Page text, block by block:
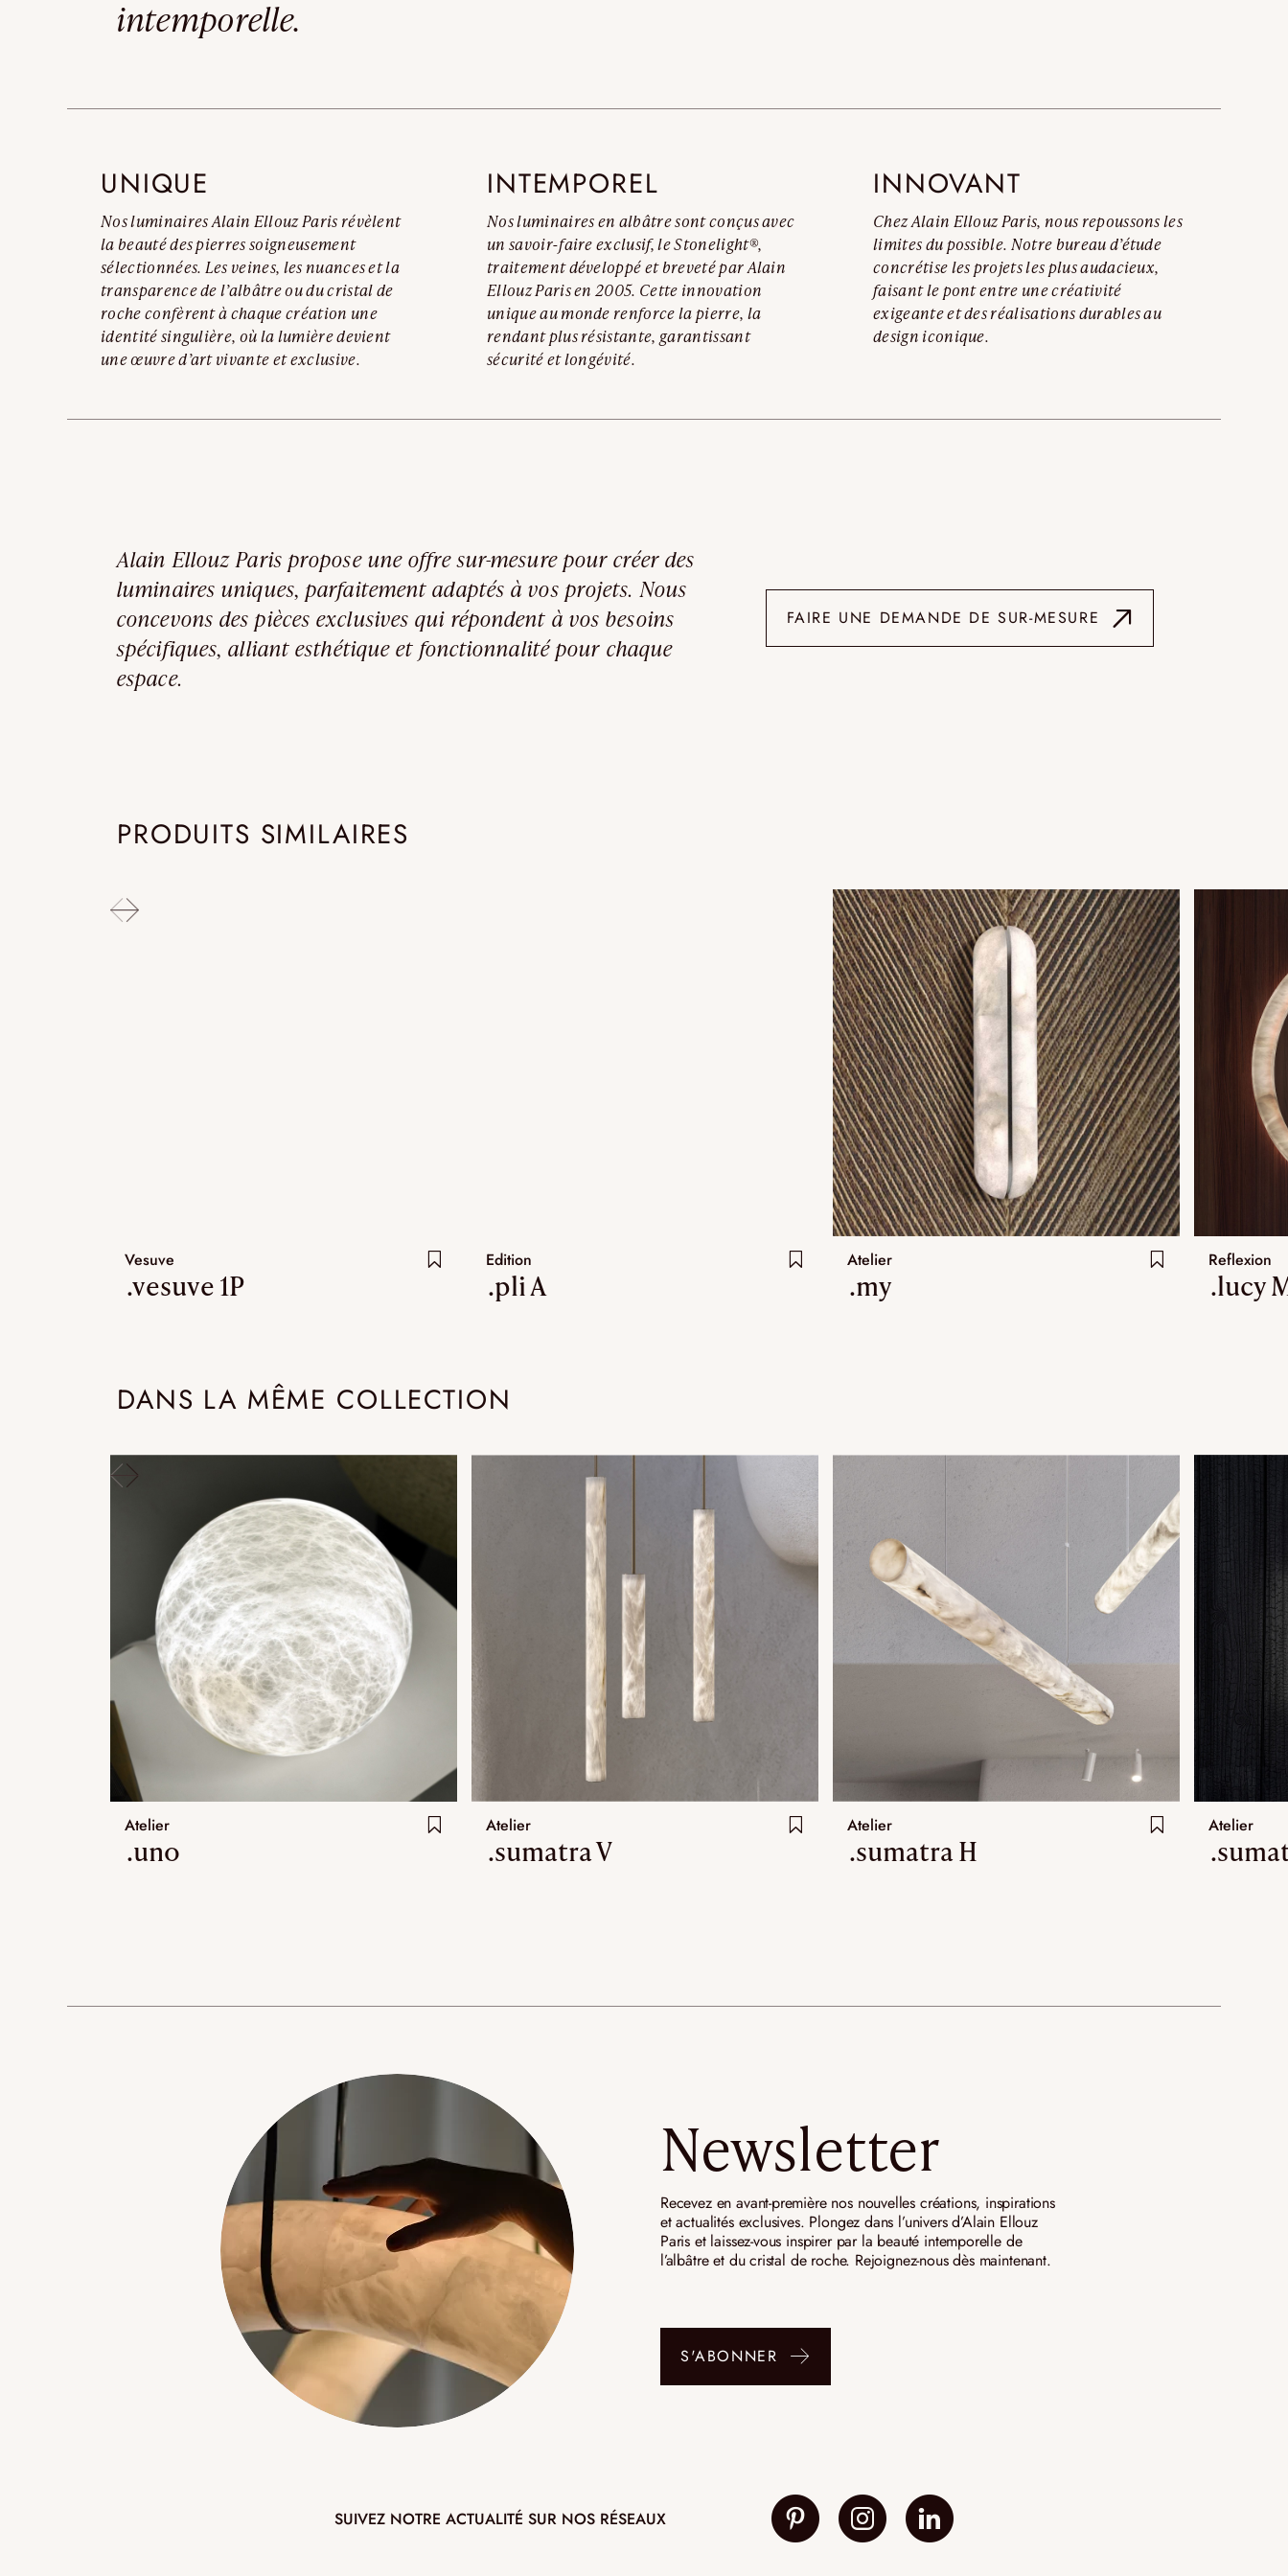
intemporelle.
UNIQUE
Nos luminaires Alain Ellouz Paris révèlent
la beauté des pierres soigneusement
sélectionnées. Les veines, les nuances et la
transparence de l’albâtre ou du cristal de
roche confèrent à chaque création une
identité singulière, où la lumière devient
une œuvre d’art vivante et exclusive.
INTEMPOREL
Nos luminaires en albâtre sont conçus avec
un savoir-faire exclusif, le Stonelight®,
traitement développé et breveté par Alain
Ellouz Paris en 2005. Cette innovation
unique au monde renforce la pierre, la
rendant plus résistante, garantissant
sécurité et longévité.
INNOVANT
Chez Alain Ellouz Paris, nous repoussons les
limites du possible. Notre bureau d’étude
concrétise les projets les plus audacieux,
faisant le pont entre une créativité
exigeante et des réalisations durables au
design iconique.
Alain Ellouz Paris propose une offre sur-mesure pour créer des
luminaires uniques, parfaitement adaptés à vos projets. Nous
concevons des pièces exclusives qui répondent à vos besoins
spécifiques, alliant esthétique et fonctionnalité pour chaque
espace.
FAIRE UNE DEMANDE DE SUR-MESURE
PRODUITS SIMILAIRES
Vesuve
.vesuve 1P
Edition
.pli A
Atelier
.my
Reflexion
.lucy
DANS LA MÊME COLLECTION
Atelier
.uno
Atelier
.sumatra V
Atelier
.sumatra H
Atelier
Newsletter
Recevez en avant-première nos nouvelles créations, inspirations
et actualités exclusives. Plongez dans l’univers d’Alain Ellouz
Paris et laissez-vous inspirer par la beauté intemporelle de
l’albâtre et du cristal de roche. Rejoignez-nous dès maintenant.
S'ABONNER
SUIVEZ NOTRE ACTUALITÉ SUR NOS RÉSEAUX